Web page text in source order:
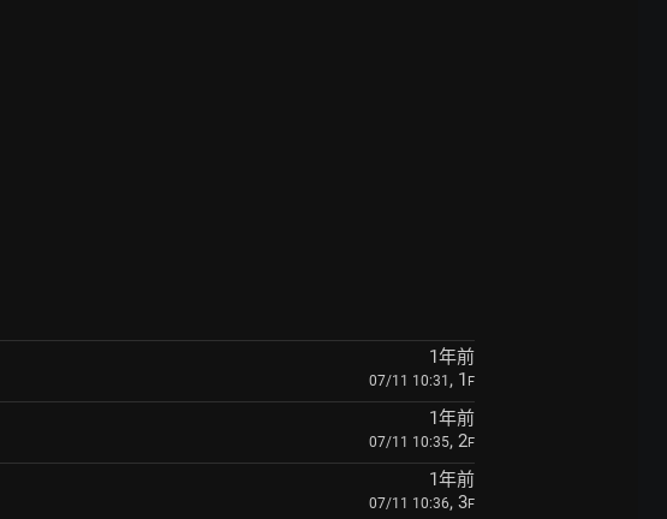
1年前
07/11 10:31 , 1 F
1年前
07/11 10:35, 2F
1年前
07/11 10:36, 3F